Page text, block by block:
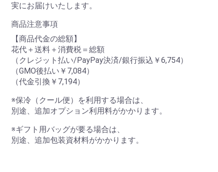
実にお届けいたします。
商品注意事項
【商品代金の総額】
花代＋送料＋消費税＝総額
（クレジット払い/PayPay決済/銀行振込￥6,754）
（GMO後払い￥7,084）
（代金引換￥7,194）
※保冷（クール便）を利用する場合は、
別途、追加オプション利用料がかかります。
※ギフト用バッグが要る場合は、
別途、追加包装資材料がかかります。